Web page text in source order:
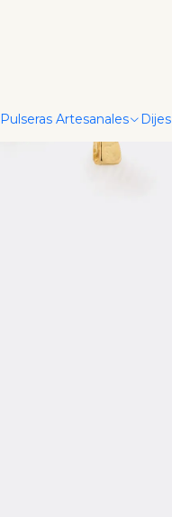
Pulseras Artesanales Dijes